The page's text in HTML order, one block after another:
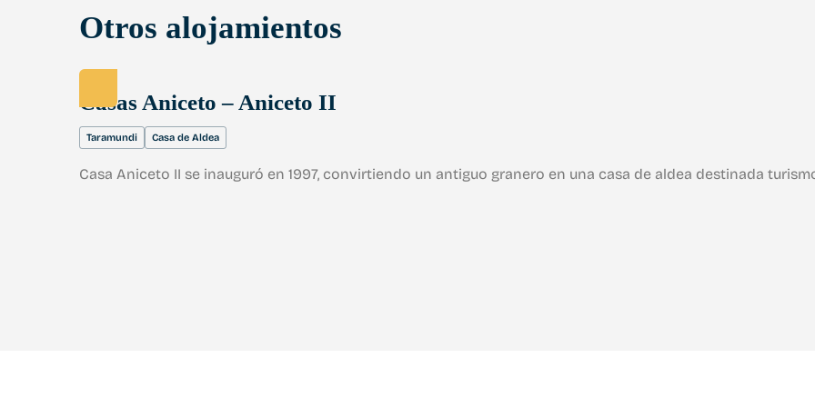
Otros alojamientos
Casas Aniceto – Aniceto II
Taramundi Casa de Aldea
Casa Aniceto II se inauguró en 1997, convirtiendo un antiguo granero en una casa de aldea destinada